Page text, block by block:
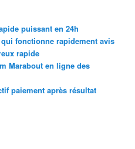
puissant en 24h
fonctionne rapidement avis
rapide
Marabout en ligne des
paiement après résultat